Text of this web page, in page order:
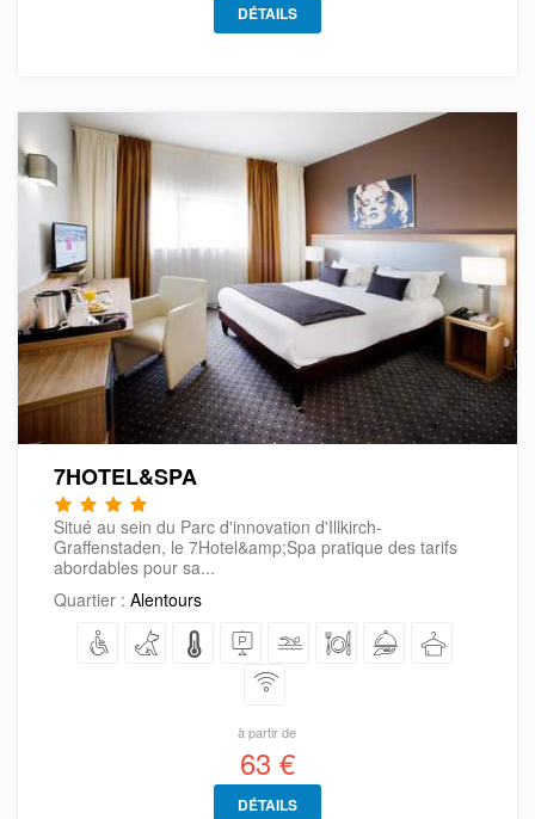
DÉTAILS
7HOTEL&SPA
Situé au sein du Parc d'innovation d'Illkirch-
Graffenstaden, le 7Hotel&amp;Spa pratique des tarifs
abordables pour sa...
Quartier : Alentours
à partir de
63 €
DÉTAILS